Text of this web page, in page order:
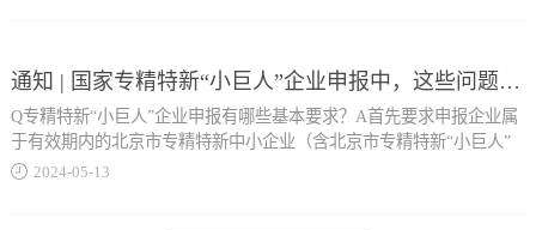
更新年度信息。3.企业按照目前自身所对应的北京市创新型中小企
业、北京市专精特新中小企业、国家级专精特新“小巨人”企业三个层
级中的最高层级进行信息更新。获得北京市专精特新“小巨人”企业称
日-2024年6月10日 03、填报方法1.企业需登录优质中小企业梯度培育
下简称高精尖资金）实施指南，组织开展2024年北京市高精尖产业发
展资金申请工作（第三批），现将有关事宜通知如下： 1、重点支持
方向方向1 医药创新品种首试产奖励。对2023年以来国内首仿、前三
个通过仿制药质量...
通知 | 国家专精特新“小巨人”企业申报中，这些问题请注意！
Q专精特新“小巨人”企业申报有哪些基本要求？A首先要求申报企业属
于有效期内的北京市专精特新中小企业（含北京市专精特新“小巨人”
企业），且未被列入经营异常名录或严重失信主体名单，提供的产品
2024-05-13